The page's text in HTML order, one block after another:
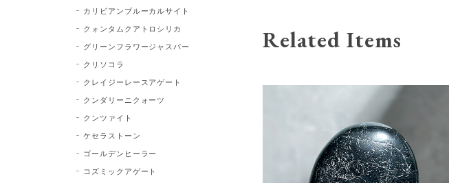
Related Items
カリビアンブルーカルサイト
クォンタムクアトロシリカ
グリーンフラワージャスパー
クリソコラ
クレイジーレースアゲート
クンダリーニクォーツ
クンツァイト
ケセラストーン
ゴールデンヒーラー
コズミックアゲート